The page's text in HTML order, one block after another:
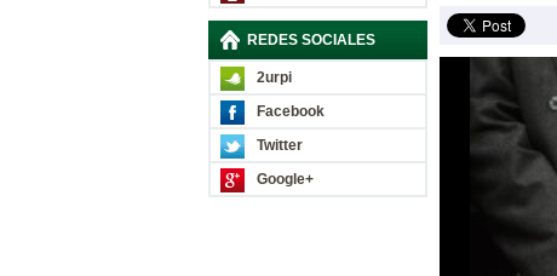
REDES SOCIALES
2urpi
Facebook
Twitter
Google+